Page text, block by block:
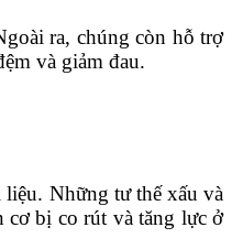
ra, chúng còn hỗ trợ
và giảm đau.
Những tư thế xấu và
cơ bị co rút và tăng lực ở